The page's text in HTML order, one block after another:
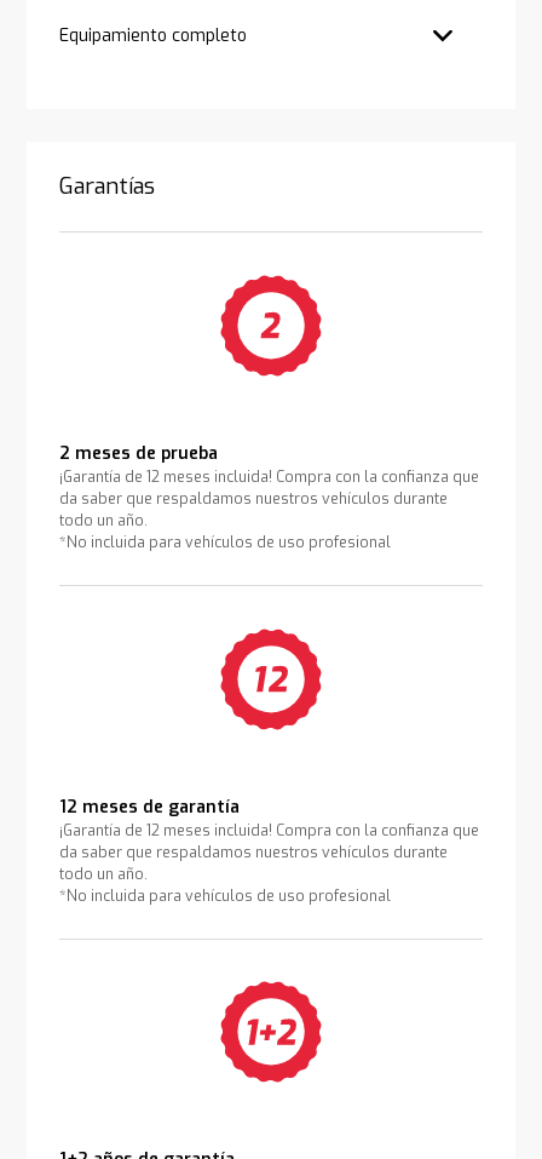
Equipamiento completo
Garantías
2 meses de prueba
¡Garantía de 12 meses incluida! Compra con la confianza que
da saber que respaldamos nuestros vehículos durante
todo un año.
*No incluida para vehículos de uso profesional
12 meses de garantía
¡Garantía de 12 meses incluida! Compra con la confianza que
da saber que respaldamos nuestros vehículos durante
todo un año.
*No incluida para vehículos de uso profesional